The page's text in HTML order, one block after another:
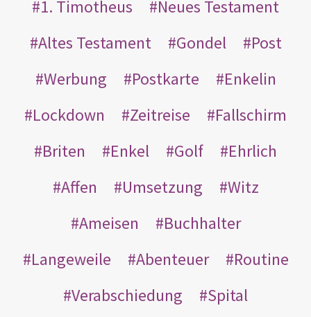
1. Timotheus
Neues Testament
Altes Testament
Gondel
Post
Werbung
Postkarte
Enkelin
Lockdown
Zeitreise
Fallschirm
Briten
Enkel Golf
Ehrlich
Affen
Umsetzung
Witz
Ameisen
Buchhalter
Langeweile
Abenteuer
Routine
Verabschiedung
Spital